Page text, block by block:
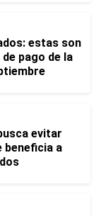
estas son
pago de la
evitar
beneficia a